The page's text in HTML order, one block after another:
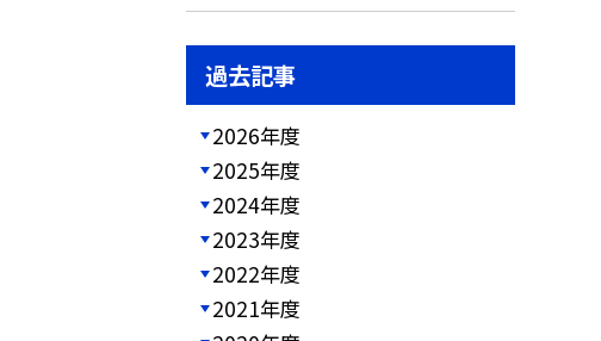
過去記事
2026年度
2025年度
2024年度
2023年度
2022年度
2021年度